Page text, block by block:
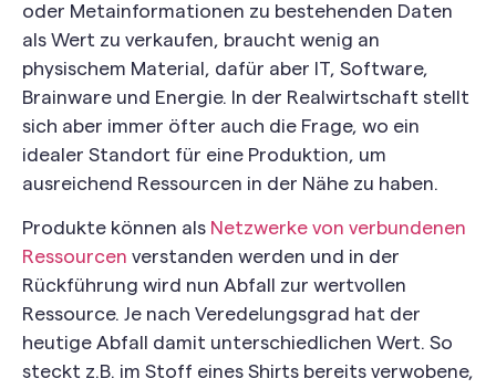
oder Metainformationen zu bestehenden Daten
als Wert zu verkaufen, braucht wenig an
physischem Material, dafür aber IT, Software,
Brainware und Energie. In der Realwirtschaft stellt
sich aber immer öfter auch die Frage, wo ein
idealer Standort für eine Produktion, um
ausreichend Ressourcen in der Nähe zu haben.
Produkte können als Netzwerke von verbundenen
Ressourcen verstanden werden und in der
Rückführung wird nun Abfall zur wertvollen
Ressource. Je nach Veredelungsgrad hat der
heutige Abfall damit unterschiedlichen Wert. So
steckt z.B. im Stoff eines Shirts bereits verwobene,